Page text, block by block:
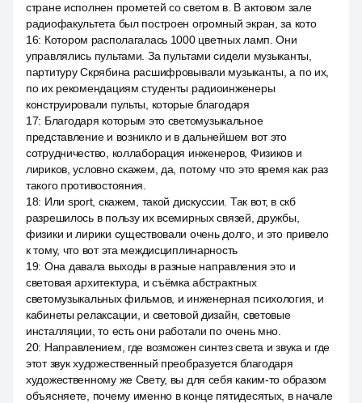
стране исполнен прометей со светом в. В актовом зале
радиофакультета был построен огромный экран, за кото
16: Котором располагалась 1000 цветных ламп. Они
управлялись пультами. За пультами сидели музыканты,
партитуру Скрябина расшифровывали музыканты, а по их,
по их рекомендациям студенты радиоинженеры
конструировали пульты, которые благодаря
17: Благодаря которым это светомузыкальное
представление и возникло и в дальнейшем вот это
сотрудничество, коллаборация инженеров, Физиков и
лириков, условно скажем, да, потому что это время как раз
такого противостояния.
18: Или sport, скажем, такой дискуссии. Так вот, в скб
разрешилось в пользу их всемирных связей, дружбы,
физики и лирики существовали очень долго, и это привело
к тому, что вот эта междисциплинарность
19: Она давала выходы в разные направления это и
световая архитектура, и съёмка абстрактных
светомузыкальных фильмов, и инженерная психология, и
кабинеты релаксации, и световой дизайн, световые
инсталляции, то есть они работали по очень мно.
20: Направлением, где возможен синтез света и звука и где
этот звук художественный преобразуется благодаря
художественному же Свету, вы для себя каким-то образом
объясняете, почему именно в конце пятидесятых, в начале